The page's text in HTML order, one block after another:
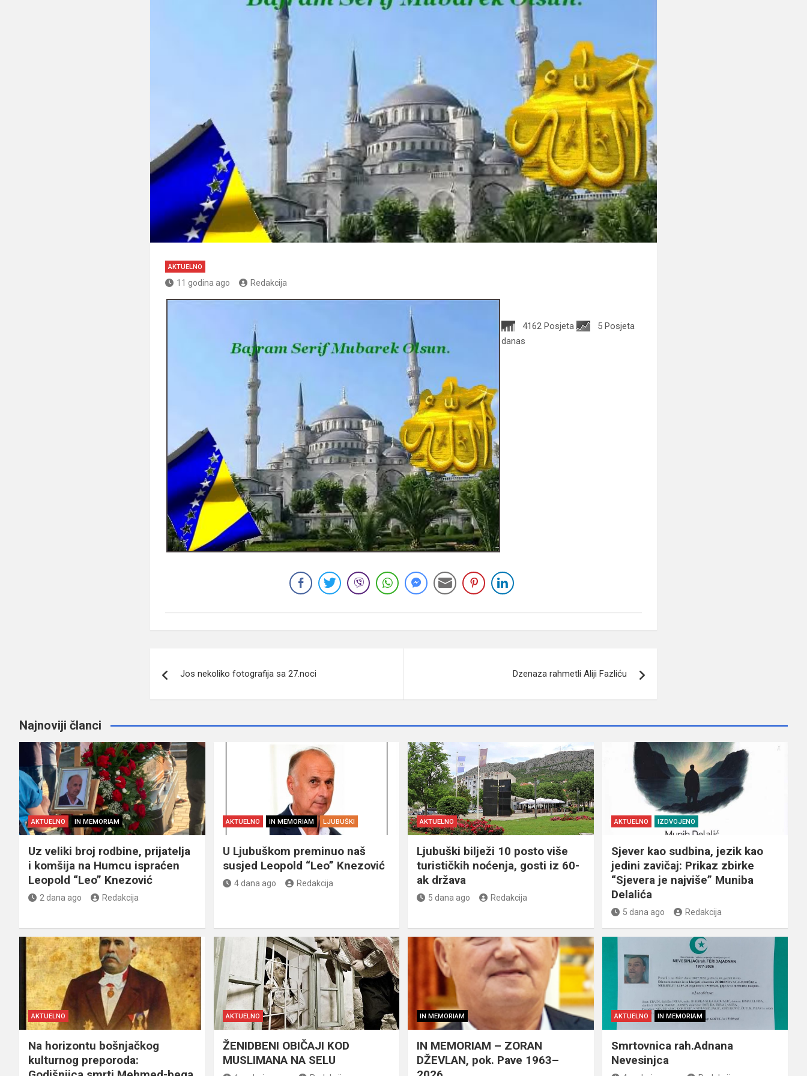
AKTUELNO
11 godina ago Redakcija
4162 Posjeta
5 Posjeta
danas
članaka
Jos nekoliko fotografija sa 27.noci Dzenaza rahmetli Aliji Fazliću
Najnoviji članci
AKTUELNO IN MEMORIAM
Uz veliki broj rodbine, prijatelja
i komšija na Humcu ispraćen
Leopold “Leo” Knezović
2 dana ago Redakcija
AKTUELNO IN MEMORIAM LJUBUŠKI
U Ljubuškom preminuo naš
susjed Leopold “Leo” Knezović
4 dana ago Redakcija
AKTUELNO
Ljubuški bilježi 10 posto više
turističkih noćenja, gosti iz 60-
ak država
5 dana ago Redakcija
AKTUELNO IZDVOJENO
Sjever kao sudbina, jezik kao
jedini zavičaj: Prikaz zbirke
“Sjevera je najviše” Muniba
Delalića
5 dana ago Redakcija
AKTUELNO
Na horizontu bošnjačkog
kulturnog preporoda:
AKTUELNO
ŽENIDBENI OBIČAJI KOD
MUSLIMANA NA SELU
IN MEMORIAM
IN MEMORIAM – ZORAN
DŽEVLAN, pok. Pave 1963–
AKTUELNO IN MEMORIAM
Smrtovnica rah.Adnana
Nevesinjca